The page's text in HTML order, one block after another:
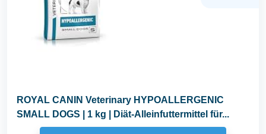
ROYAL CANIN Veterinary HYPOALLERGENIC
SMALL DOGS | 1 kg | Diät-Alleinfuttermittel für...